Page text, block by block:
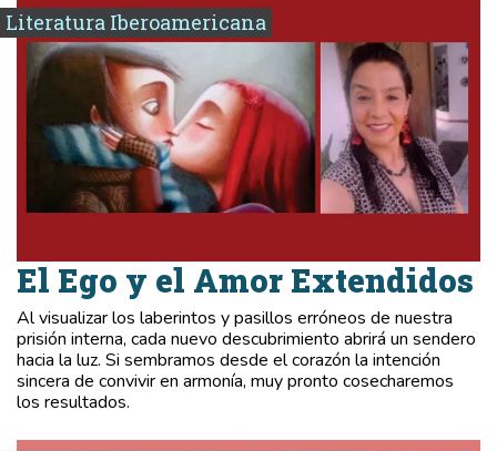
Literatura Iberoamericana
El Ego y el Amor Extendidos
Al visualizar los laberintos y pasillos erróneos de nuestra
prisión interna, cada nuevo descubrimiento abrirá un sendero
hacia la luz. Si sembramos desde el corazón la intención
sincera de convivir en armonía, muy pronto cosecharemos
los resultados.